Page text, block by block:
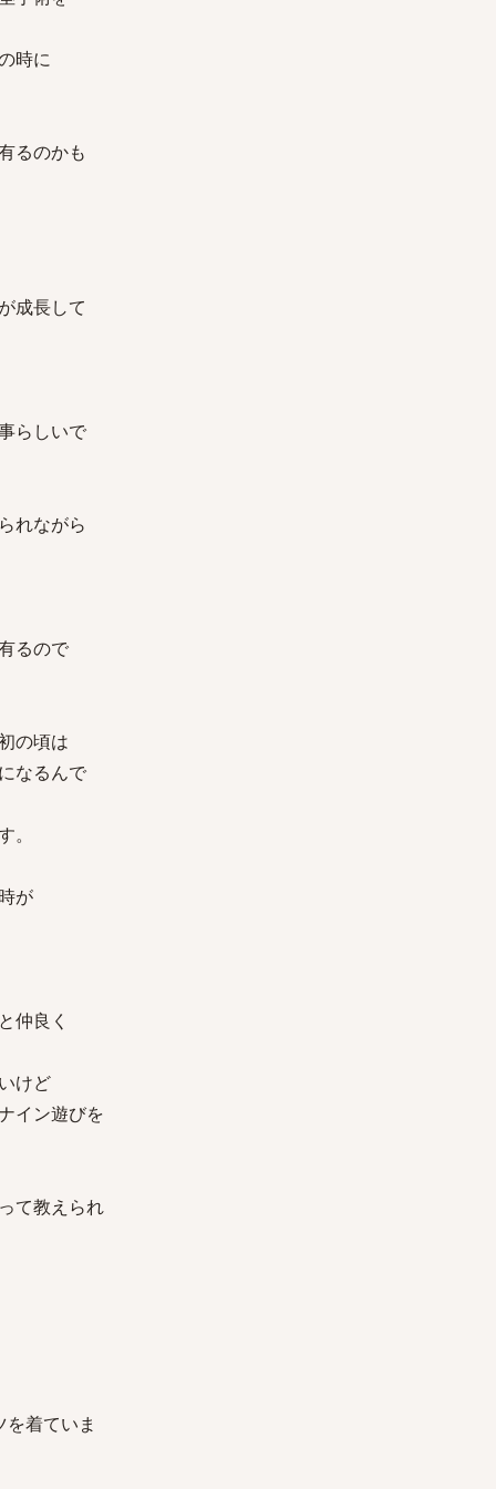
時に
るのかも
成長して
らしいで
れながら
るので
の頃は
なるんで
が
仲良く
けど
イン遊びを
て教えられ
着ていま